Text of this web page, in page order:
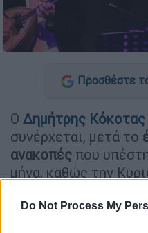
Do Not Process My
Προσθέστε
Ο Δημήτρης Κόκοτας
συνέρχεται, μετά το
ανακοπές που
μήνα, καθώς την
ανταποκρίθηκε
Πρόκειται για ένα